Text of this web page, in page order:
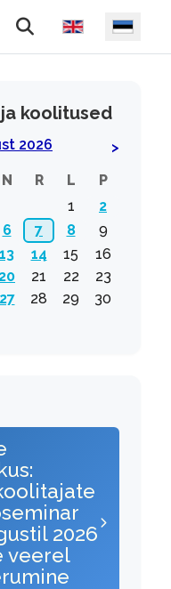
Vali keel
koolitused
2026
>
N R L
P
1
2
6 7 8
9
13 14 15
16
20 21 22
23
27 28 29
30
2026
veerel